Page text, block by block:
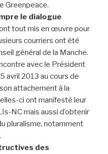
Greenpeace.
le dialogue
tout mis en œuvre pour
courriers ont été
général de la Manche.
avec le Président
avril 2013 au cours de
attachement à la
ci ont manifesté leur
NC mais aussi d’obtenir
pluralisme, notamment
des